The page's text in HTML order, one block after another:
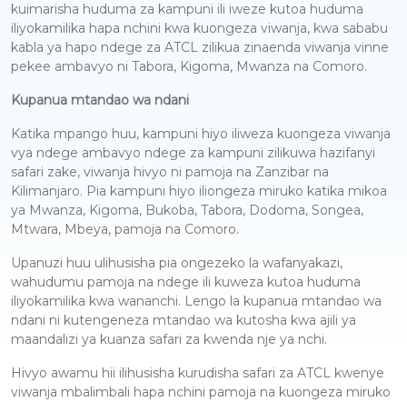
kuimarisha huduma za kampuni ili iweze kutoa huduma
iliyokamilika hapa nchini kwa kuongeza viwanja, kwa sababu
kabla ya hapo ndege za ATCL zilikua zinaenda viwanja vinne
pekee ambavyo ni Tabora, Kigoma, Mwanza na Comoro.
Kupanua mtandao wa ndani
Katika mpango huu, kampuni hiyo iliweza kuongeza viwanja
vya ndege ambavyo ndege za kampuni zilikuwa hazifanyi
safari zake, viwanja hivyo ni pamoja na Zanzibar na
Kilimanjaro. Pia kampuni hiyo iliongeza miruko katika mikoa
ya Mwanza, Kigoma, Bukoba, Tabora, Dodoma, Songea,
Mtwara, Mbeya, pamoja na Comoro.
Upanuzi huu ulihusisha pia ongezeko la wafanyakazi,
wahudumu pamoja na ndege ili kuweza kutoa huduma
iliyokamilika kwa wananchi. Lengo la kupanua mtandao wa
ndani ni kutengeneza mtandao wa kutosha kwa ajili ya
maandalizi ya kuanza safari za kwenda nje ya nchi.
Hivyo awamu hii ilihusisha kurudisha safari za ATCL kwenye
viwanja mbalimbali hapa nchini pamoja na kuongeza miruko